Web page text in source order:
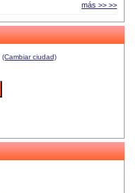
más >> >>
(Cambiar ciudad)